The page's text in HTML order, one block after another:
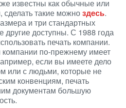
известны как обычные или
сделать такие можноздесь.
и три стандартных
другие доступны. С 1988 года
печать компании.
компании по-прежнему имеет
если вы имеете дело
или с людьми, которые не
конвенциям, печать
документам большую